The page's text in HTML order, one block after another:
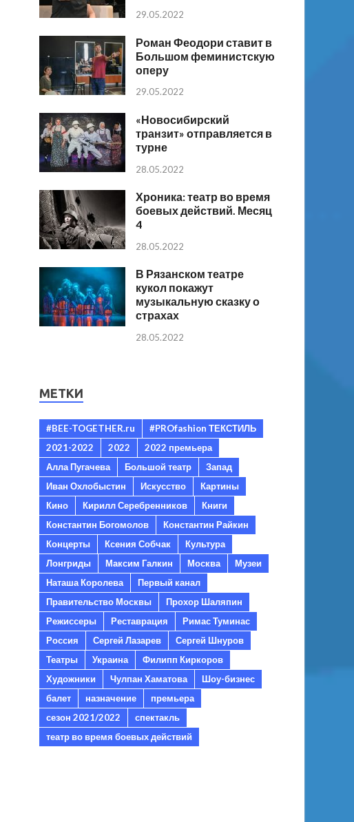
29.05.2022
Роман Феодори ставит в
Большом феминистскую
оперу
29.05.2022
«Новосибирский
транзит» отправляется в
турне
28.05.2022
Хроника: театр во время
боевых действий. Месяц
4
28.05.2022
В Рязанском театре
кукол покажут
музыкальную сказку о
страхах
28.05.2022
МЕТКИ
#BEE-TOGETHER.ru
#PROfashion ТЕКСТИЛЬ
2021-2022
2022
2022 премьера
Алла Пугачева
Большой театр
Запад
Иван Охлобыстин
Искусство
Картины
Кино
Кирилл Серебренников
Книги
Константин Богомолов
Константин Райкин
Концерты
Ксения Собчак
Культура
Лонгриды
Максим Галкин Москва
Музеи
Наташа Королева
Первый канал
Правительство Москвы
Прохор Шаляпин
Режиссеры
Реставрация
Римас Туминас
Россия
Сергей Лазарев
Сергей Шнуров
Театры
Украина
Филипп Киркоров
Художники
Чулпан Хаматова
Шоу-бизнес
балет
назначение
премьера
сезон 2021/2022
спектакль
театр во время боевых действий